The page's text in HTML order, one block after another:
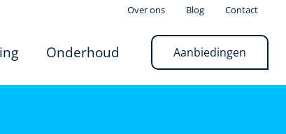
Over ons Blog Contact
Onderhoud Aanbiedingen